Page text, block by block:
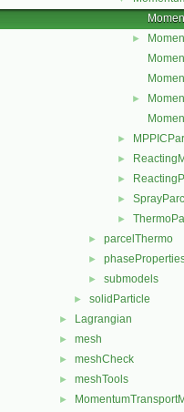
►
►
►
►
►
►
►
► parcelThermo
►
► submodels
► solidParticle
► Lagrangian
► mesh
► meshCheck
► meshTools
►